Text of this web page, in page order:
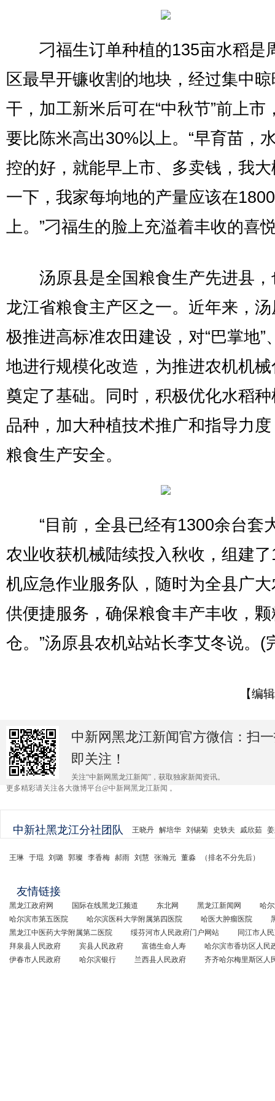
刁福生订单种植的135亩水稻是
区最早开镰收割的地块，经过集中
干，加工新米后可在“中秋节”前上市
要比陈米高出30%以上。“早育苗，
控的好，就能早上市、多卖钱，我
一下，我家每垧地的产量应该在
上。”刁福生的脸上充溢着丰收的喜
汤原县是全国粮食生产先进县，
龙江省粮食主产区之一。近年来，
极推进高标准农田建设，对“巴掌地”
地进行规模化改造，为推进农机机
奠定了基础。同时，积极优化水稻
品种，加大种植技术推广和指导力
粮食生产安全。
“目前，全县已经有1300余台套
农业收获机械陆续投入秋收，组建
机应急作业服务队，随时为全县广
供便捷服务，确保粮食丰产丰收，
仓。”汤原县农机站站长李艾冬说。(
【编
中新网黑龙江新闻官方微信：扫
即关注！
关注“中新网黑龙江新闻”，获取独家新闻资讯。
更多精彩请关注各大微博平台@中新网黑龙江新闻 。
中新社黑龙江分社团队 王晓丹 解培华 刘锡菊 史轶夫 戚欣茹
王琳 于琨 刘璐 郭璨 李香梅 郝雨 刘慧 张瀚元 董淼 （排名不分先后）
友情链接
黑龙江政府网 国际在线黑龙江频道 东北网 黑龙江新闻网
哈
哈尔滨市第五医院
哈尔滨医科大学附属第四医院 哈医大肿瘤医院
黑龙江中医药大学附属第二医院
绥芬河市人民政府门户网站
同江市人
拜泉县人民政府
宾县人民政府 富德生命人寿
哈尔滨市香坊区人民
伊春市人民政府
哈尔滨银行 兰西县人民政府 齐齐哈尔梅里斯区人